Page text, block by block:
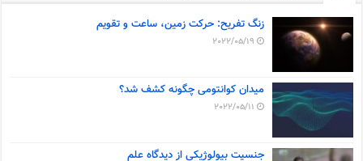
زنگ تفریح: حرکت زمین، ساعت و تقویم
2022/05/19
میدان کوانتومی چگونه کشف شد؟
2022/05/11
جنسیت بیولوژیکی از دیدگاه علم